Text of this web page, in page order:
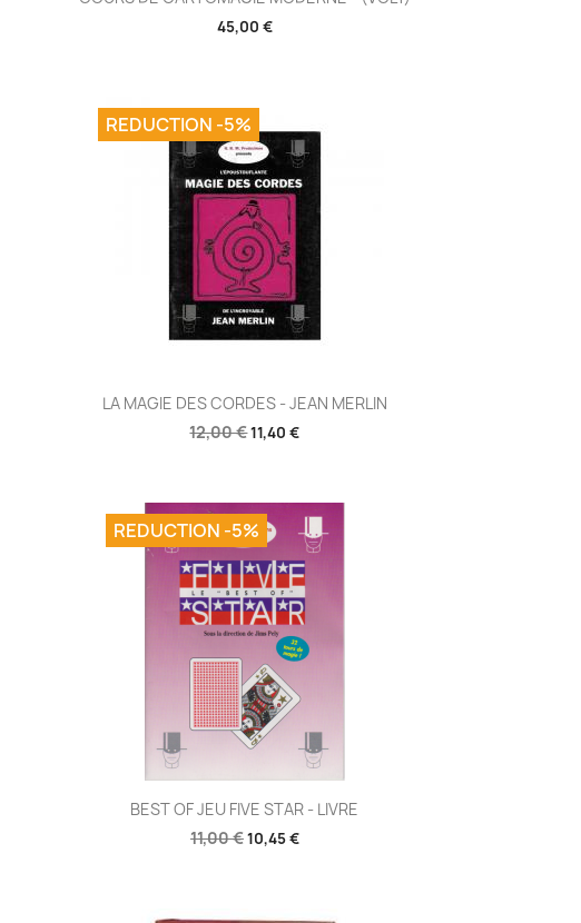
45,00 €
Aperçu rapide
LA MAGIE DES CORDES - JEAN MERLIN
12,00 €11,40 €
REDUCTION -5%
 Aperçu rapide
BEST OF JEU FIVE STAR - LIVRE
11,00 €10,45 €
REDUCTION -5%